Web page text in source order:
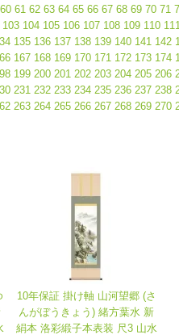
60 61 62 63 64 65 66 67 68 69 70 71
103 104 105 106 107 108 109 110
135 136 137 138 139 140 141 142
167 168 169 170 171 172 173 174
199 200 201 202 203 204 205 206
231 232 233 234 235 236 237 238
263 264 265 266 267 268 269 270
10年保証 掛け軸 山河望郷 (さ
んがぼうきょう) 緒方葉水 新
絹本 洛彩緞子本表装 尺3 山水